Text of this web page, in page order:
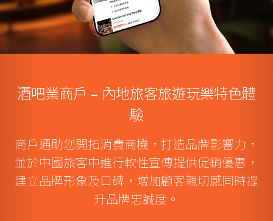
酒吧業商戶 – 內地旅客旅遊玩樂特色體
驗
商戶通助您開拓消費商機，打造品牌影響力，
並於中國旅客中進行軟性宣傳提供促銷優惠，
建立品牌形象及口碑，增加顧客親切感同時提
升品牌忠誠度。